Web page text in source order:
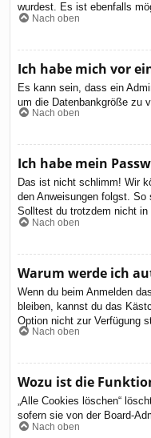
wurdest. Es ist ebenfalls
Nach oben
Ich habe mich vor
Es kann sein, dass ein
um die Datenbankgröße zu
Nach oben
Ich habe mein
Das ist nicht schlimm! Wir
den Anweisungen folgst.
Solltest du trotzdem nicht
Nach oben
Warum werde ich
Wenn du beim Anmelden
bleiben, kannst du das
Option nicht zur Verfügung
Nach oben
Wozu ist die
„Alle Cookies löschen“
sofern sie von der Board-
Nach oben